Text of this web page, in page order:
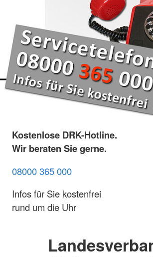
Kostenlose DRK-Hotline.
Wir beraten Sie gerne.
08000 365 000
Infos für Sie kostenfrei
rund um die Uhr